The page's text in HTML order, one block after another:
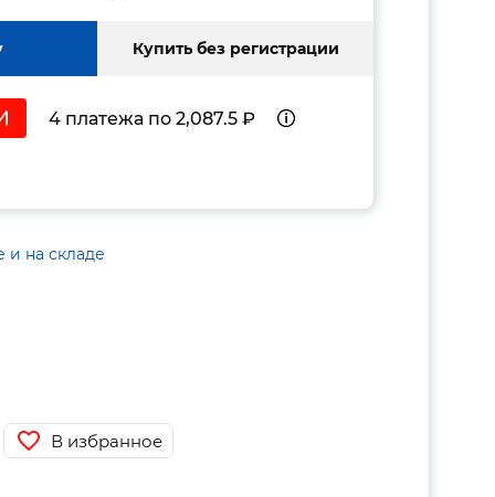
Купить без регистрации
4 платежа по 2,087.5 ₽
и на складе
В избранное